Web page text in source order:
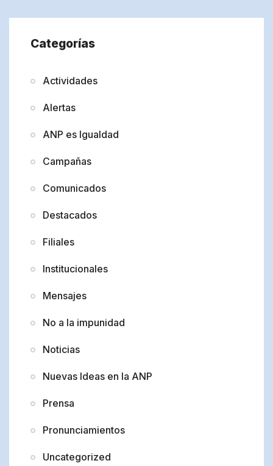
Categorías
Actividades
Alertas
ANP es Igualdad
Campañas
Comunicados
Destacados
Filiales
Institucionales
Mensajes
No a la impunidad
Noticias
Nuevas Ideas en la ANP
Prensa
Pronunciamientos
Uncategorized